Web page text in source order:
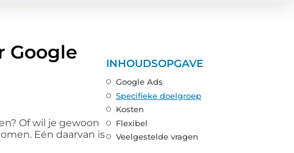
Google
Of wil je gewoon
Eén daarvan is
INHOUDSOPGAVE
Google Ads
Specifieke doelgroep
Kosten
Flexibel
Veelgestelde vragen